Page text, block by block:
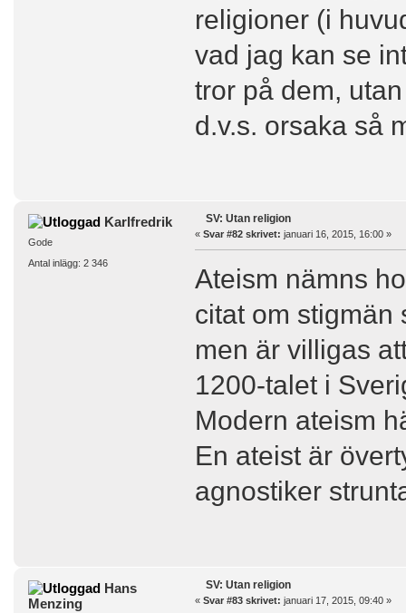
religioner (i
vad jag kan se
tror på dem,
d.v.s. orsaka så
Karlfredrik
Gode
Antal inlägg: 2 346
SV: Utan religion
« Svar #82 skrivet: januari 16, 2015, 16:00 »
Ateism nämns
citat om stigmän
men är villigas
1200-talet i
Modern ateism
En ateist är
agnostiker
Hans
Menzing
SV: Utan religion
« Svar #83 skrivet: januari 17, 2015, 09:40 »